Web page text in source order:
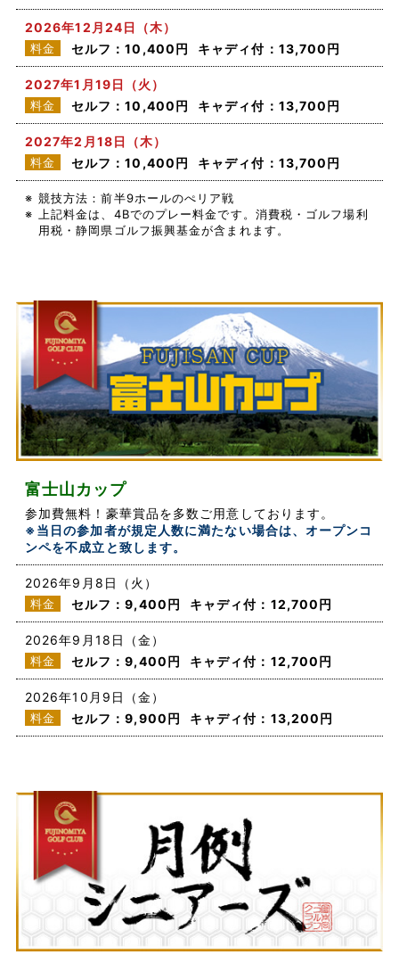
2026年12月24日（木）
料金 セルフ：10,400円 キャディ付：13,700円
2027年1月19日（火）
料金 セルフ：10,400円 キャディ付：13,700円
2027年2月18日（木）
料金 セルフ：10,400円 キャディ付：13,700円
※ 競技方法：前半9ホールのぺリア戦
※
上記料金は、4Bでのプレー料金です。消費税・ゴルフ場利
用税・静岡県ゴルフ振興基金が含まれます。
富士山カップ
参加費無料！豪華賞品を多数ご用意しております。
※当日の参加者が規定人数に満たない場合は、オープンコ
ンペを不成立と致します。
2026年9月8日（火）
料金 セルフ：9,400円 キャディ付：12,700円
2026年9月18日（金）
料金 セルフ：9,400円 キャディ付：12,700円
2026年10月9日（金）
料金 セルフ：9,900円 キャディ付：13,200円